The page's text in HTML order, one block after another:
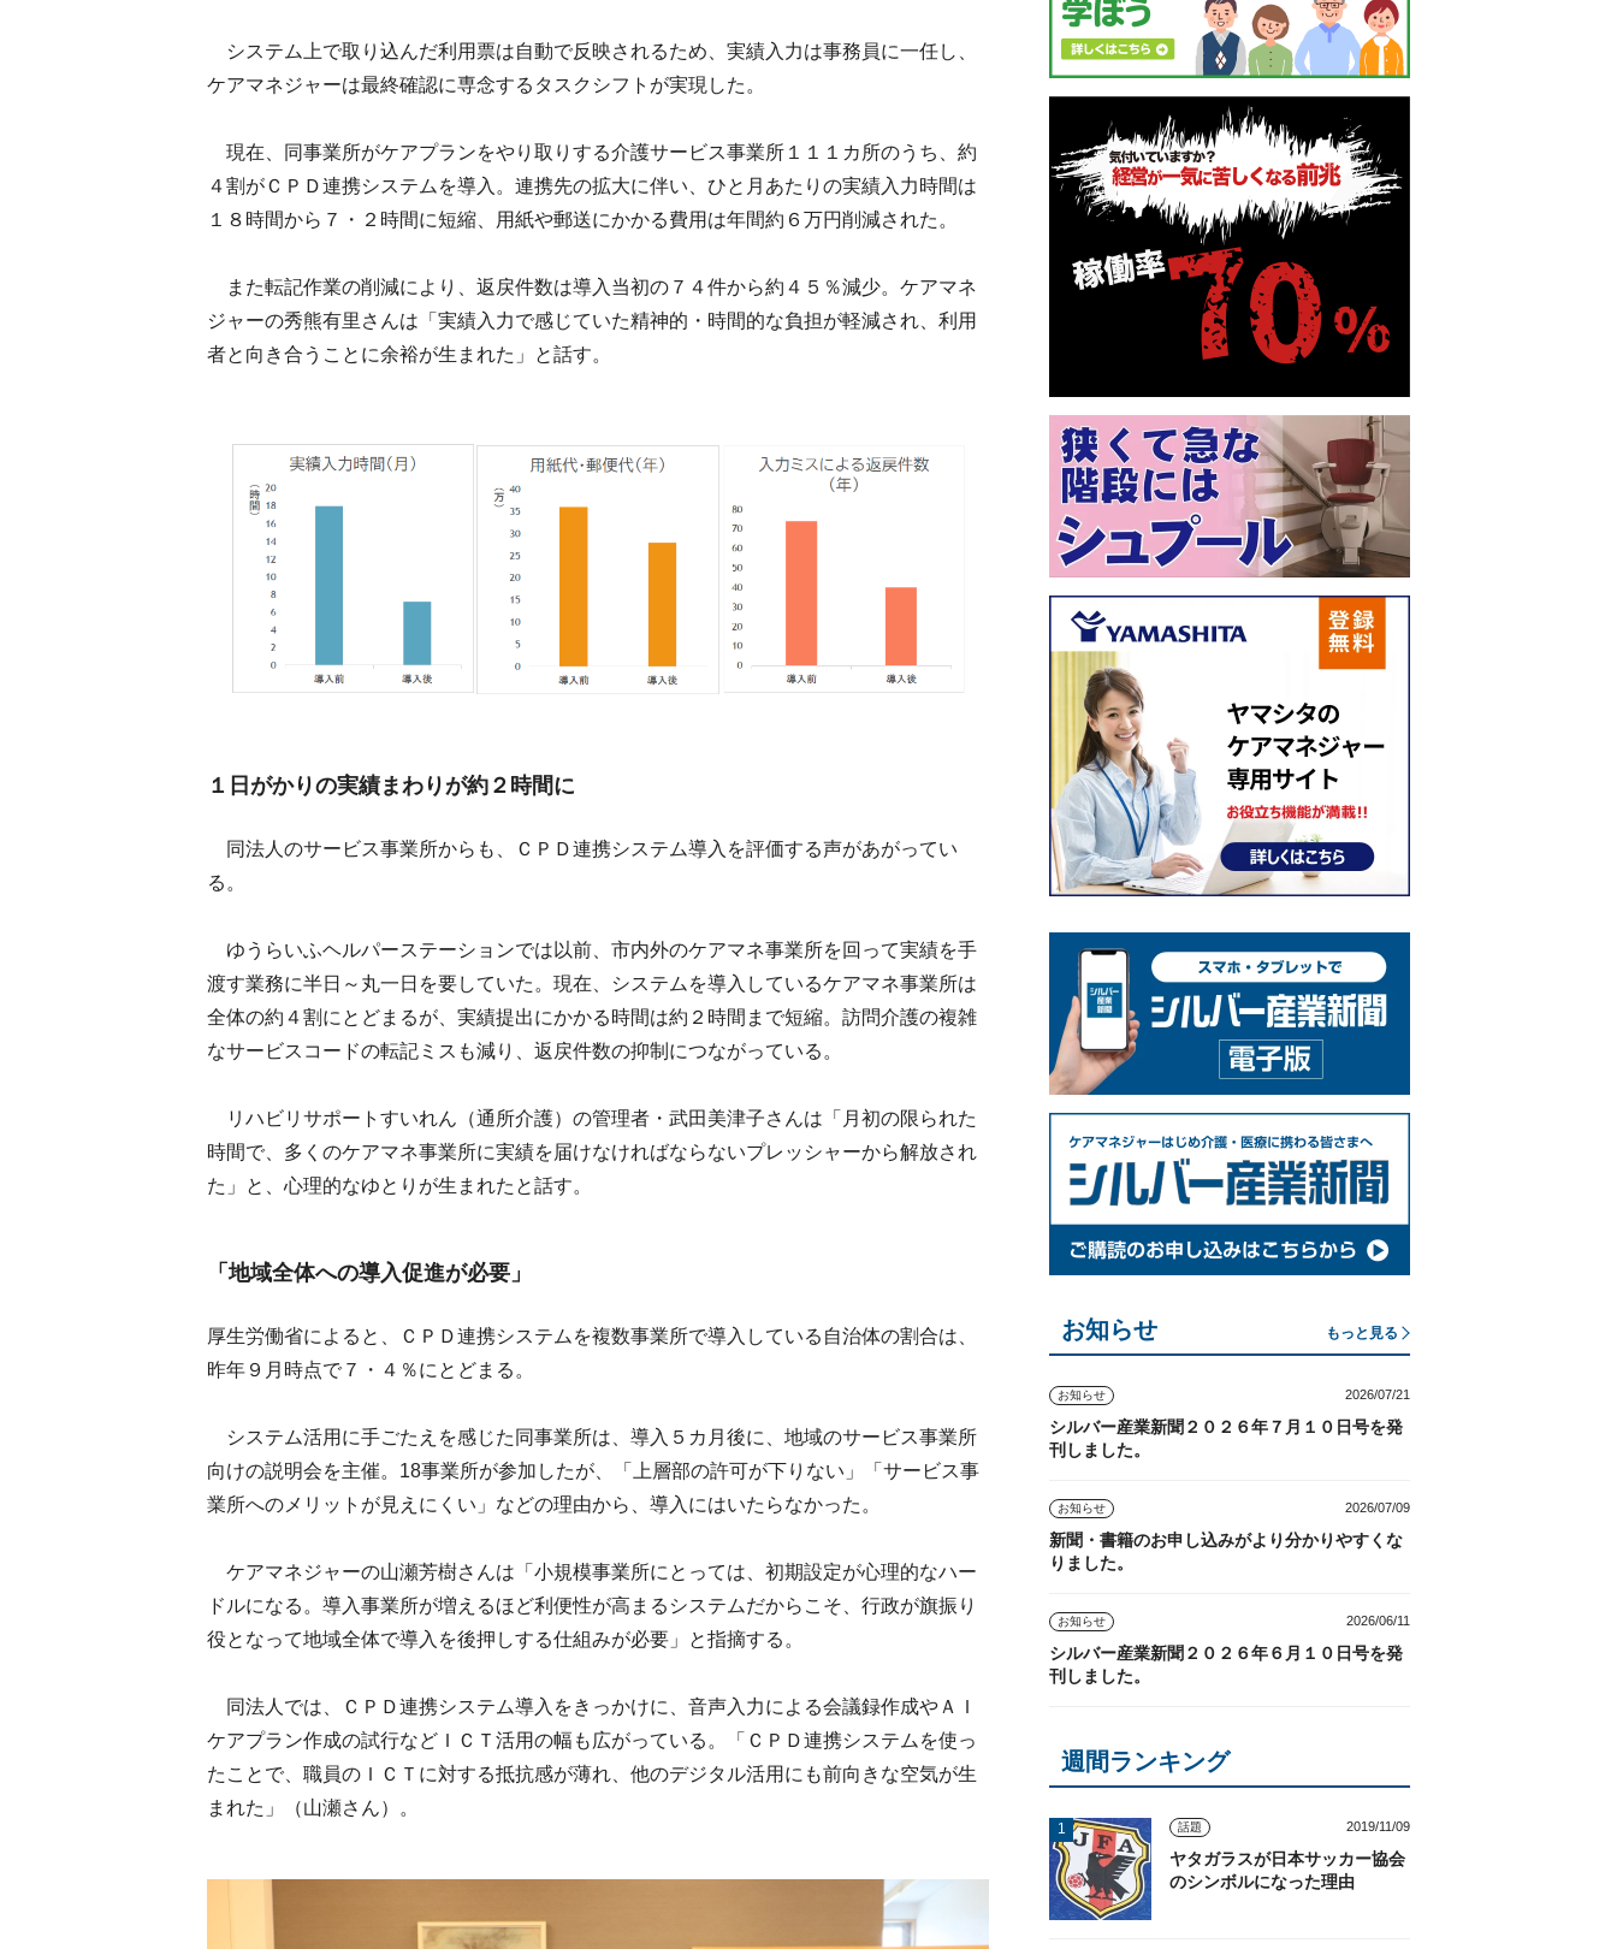
システム上で取り込んだ利用票は自動で反映されるため、実績入力は事務員に一任し、
ケアマネジャーは最終確認に専念するタスクシフトが実現した。
現在、同事業所がケアプランをやり取りする介護サービス事業所１１１カ所のうち、約
４割がＣＰＤ連携システムを導入。連携先の拡大に伴い、ひと月あたりの実績入力時間は
１８時間から７・２時間に短縮、用紙や郵送にかかる費用は年間約６万円削減された。
また転記作業の削減により、返戻件数は導入当初の７４件から約４５％減少。ケアマネ
ジャーの秀熊有里さんは「実績入力で感じていた精神的・時間的な負担が軽減され、利用
者と向き合うことに余裕が生まれた」と話す。
１日がかりの実績まわりが約２時間に
同法人のサービス事業所からも、ＣＰＤ連携システム導入を評価する声があがってい
る。
ゆうらいふヘルパーステーションでは以前、市内外のケアマネ事業所を回って実績を手
渡す業務に半日～丸一日を要していた。現在、システムを導入しているケアマネ事業所は
全体の約４割にとどまるが、実績提出にかかる時間は約２時間まで短縮。訪問介護の複雑
なサービスコードの転記ミスも減り、返戻件数の抑制につながっている。
リハビリサポートすいれん（通所介護）の管理者・武田美津子さんは「月初の限られた
時間で、多くのケアマネ事業所に実績を届けなければならないプレッシャーから解放され
た」と、心理的なゆとりが生まれたと話す。
「地域全体への導入促進が必要」
厚生労働省によると、ＣＰＤ連携システムを複数事業所で導入している自治体の割合は、
昨年９月時点で７・４％にとどまる。
システム活用に手ごたえを感じた同事業所は、導入５カ月後に、地域のサービス事業所
向けの説明会を主催。18事業所が参加したが、「上層部の許可が下りない」「サービス事
業所へのメリットが見えにくい」などの理由から、導入にはいたらなかった。
ケアマネジャーの山瀬芳樹さんは「小規模事業所にとっては、初期設定が心理的なハー
ドルになる。導入事業所が増えるほど利便性が高まるシステムだからこそ、行政が旗振り
役となって地域全体で導入を後押しする仕組みが必要」と指摘する。
同法人では、ＣＰＤ連携システム導入をきっかけに、音声入力による会議録作成やＡＩ
ケアプラン作成の試行などＩＣＴ活用の幅も広がっている。「ＣＰＤ連携システムを使っ
たことで、職員のＩＣＴに対する抵抗感が薄れ、他のデジタル活用にも前向きな空気が生
まれた」（山瀬さん）。
お知らせ もっと見る
お知らせ 2026/07/21
シルバー産業新聞２０２６年７月１０日号を発
刊しました。
お知らせ 2026/07/09
新聞・書籍のお申し込みがより分かりやすくな
りました。
お知らせ 2026/06/11
シルバー産業新聞２０２６年６月１０日号を発
刊しました。
週間ランキング
話題 2019/11/09
ヤタガラスが日本サッカー協会
のシンボルになった理由